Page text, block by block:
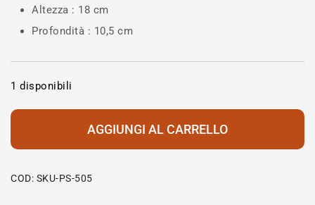
Altezza : 18 cm
Profondità : 10,5 cm
1 disponibili
AGGIUNGI AL CARRELLO
COD: SKU-PS-505